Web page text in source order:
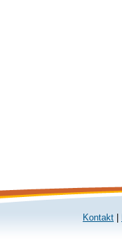
Kontakt